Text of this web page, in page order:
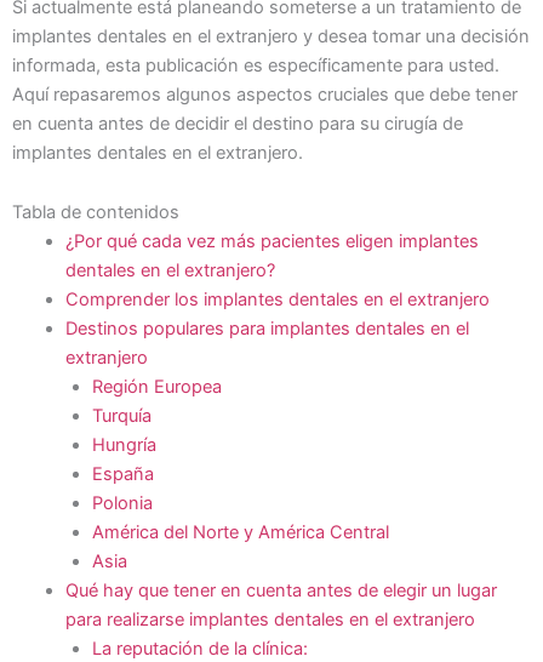
Si actualmente está planeando someterse a un tratamiento de
implantes dentales en el extranjero y desea tomar una decisión
informada, esta publicación es específicamente para usted.
Aquí repasaremos algunos aspectos cruciales que debe tener
en cuenta antes de decidir el destino para su cirugía de
implantes dentales en el extranjero.
Tabla de contenidos
¿Por qué cada vez más pacientes eligen implantes
dentales en el extranjero?
Comprender los implantes dentales en el extranjero
Destinos populares para implantes dentales en el
extranjero
Región Europea
Turquía
Hungría
España
Polonia
América del Norte y América Central
Asia
Qué hay que tener en cuenta antes de elegir un lugar
para realizarse implantes dentales en el extranjero
La reputación de la clínica: